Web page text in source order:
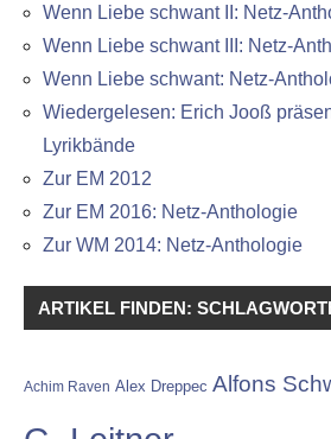
Wenn Liebe schwant II: Netz-
Wenn Liebe schwant III: Netz-
Wenn Liebe schwant: Netz-
Wiedergelesen: Erich Jooß
Lyrikbände
Zur EM 2012
Zur EM 2016: Netz-Anthologie
Zur WM 2014: Netz-Anthologie
ARTIKEL FINDEN:
Achim Raven Alex Dreppec Alfons